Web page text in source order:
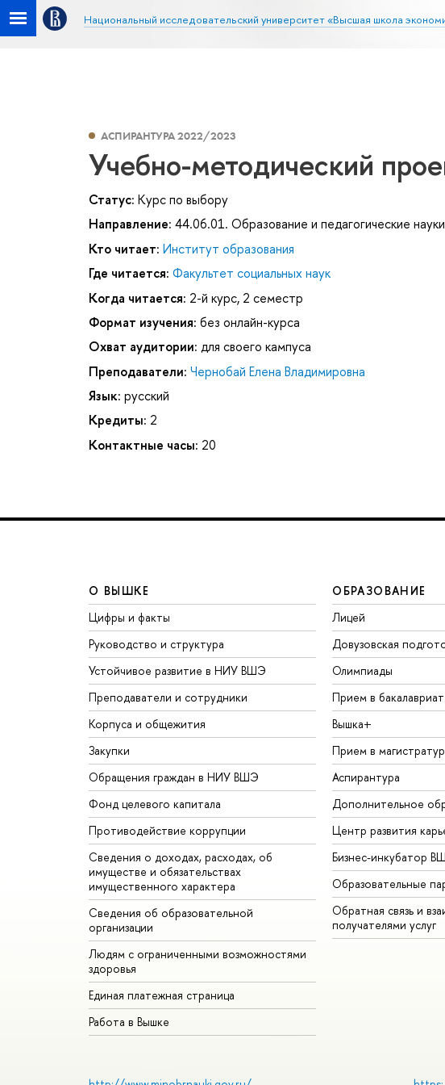
Национальный исследовательский университет «Высшая школа
АСПИРАНТУРА 2022/2023
Учебно-методический
Статус: Курс по выбору
Направление: 44.06.01. Образование и педагогические науки
Кто читает: Институт образования
Где читается: Факультет социальных наук
Когда читается: 2-й курс, 2 семестр
Формат изучения: без онлайн-курса
Охват аудитории: для своего кампуса
Преподаватели: Чернобай Елена Владимировна
Язык: русский
Кредиты: 2
Контактные часы: 20
О ВЫШКЕ
Цифры и факты
Руководство и структура
Устойчивое развитие в НИУ ВШЭ
Преподаватели и сотрудники
Корпуса и общежития
Закупки
Обращения граждан в НИУ ВШЭ
Фонд целевого капитала
Противодействие коррупции
Сведения о доходах, расходах, об
имуществе и обязательствах
имущественного характера
Сведения об образовательной
организации
Людям с ограниченными возможностями
здоровья
Единая платежная страница
Работа в Вышке
ОБРАЗОВАНИЕ
Лицей
Довузовская
Олимпиады
Прием в бакалавриат
Вышка+
Прием в
Аспирантура
Дополнительное
Центр развития
Бизнес-инкубатор
Образовательные
Обратная связь и
получателями услуг